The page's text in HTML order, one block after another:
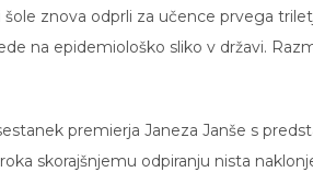
šole znova odprli za učence prvega
na epidemiološko sliko v državi.
premierja Janeza Janše s
skorajšnjemu odpiranju nista